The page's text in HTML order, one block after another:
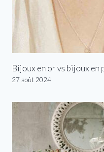
Bijoux en or vs bijoux en
27 août 2024